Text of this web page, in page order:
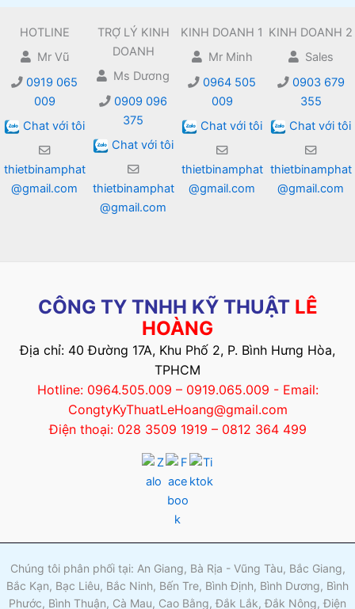
HOTLINE
Mr Vũ
0919 065
009
Chat với tôi
thietbinamphat
@gmail.com
TRỢ LÝ KINH
DOANH
Ms Dương
0909 096
375
Chat với tôi
thietbinamphat
@gmail.com
KINH DOANH 1
Mr Minh
0964 505
009
Chat với tôi
thietbinamphat
@gmail.com
KINH DOANH 2
Sales
0903 679
355
Chat với tôi
thietbinamphat
@gmail.com
CÔNG TY TNHH KỸ THUẬT LÊ
HOÀNG
Địa chỉ: 40 Đường 17A, Khu Phố 2, P. Bình Hưng Hòa,
TPHCM
Hotline: 0964.505.009 – 0919.065.009 - Email:
CongtyKyThuatLeHoang@gmail.com
Điện thoại: 028 3509 1919 – 0812 364 499
Chúng tôi phân phối tại: An Giang, Bà Rịa - Vũng Tàu, Bắc Giang,
Bắc Kạn, Bạc Liêu, Bắc Ninh, Bến Tre, Bình Định, Bình Dương, Bình
Phước, Bình Thuận, Cà Mau, Cao Bằng, Đắk Lắk, Đắk Nông, Điện